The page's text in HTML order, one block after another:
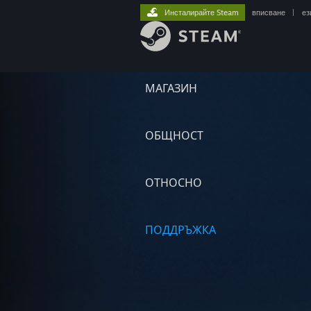
МАГАЗИН
ОБЩНОСТ
ОТНОСНО
ПОДДРЪЖКА
Инсталирайте Steam вписване